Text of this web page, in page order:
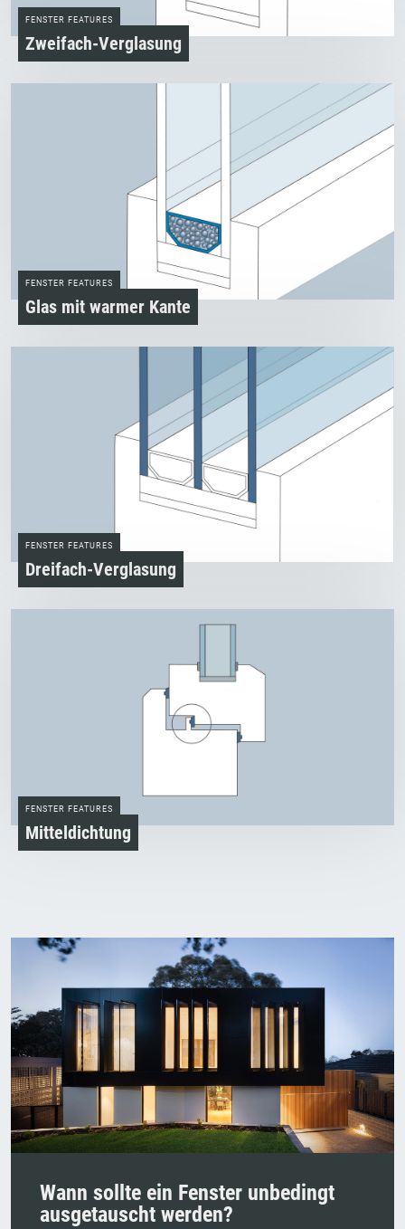
FENSTER FEATURES
Zweifach­-Verglasung
FENSTER FEATURES
Glas mit warmer Kante
FENSTER FEATURES
Dreifach­-Verglasung
FENSTER FEATURES
Mitteldichtung
Wann sollte ein Fenster unbedingt
ausgetauscht werden?